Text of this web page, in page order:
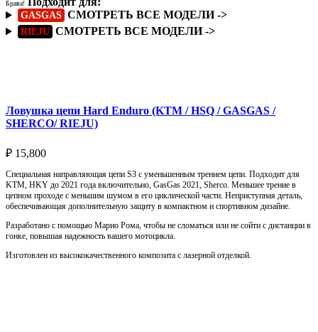
Брава!
GASGAS СМОТРЕТЬ ВСЕ МОДЕЛИ ->
RIEJU СМОТРЕТЬ ВСЕ МОДЕЛИ ->
Ловушка цепи Hard Enduro (KTM / HSQ / GASGAS /
SHERCO/ RIEJU)
₽ 15,800
Специальная направляющая цепи S3 с уменьшенным трением цепи. Подходит для
KTM, HKY до 2021 года включительно, GasGas 2021, Sherco. Меньшее трение в
цепном проходе с меньшим шумом в его циклической части. Неприступная деталь,
обеспечивающая дополнительную защиту в компактном и спортивном дизайне.
Разработано с помощью Марио Рома, чтобы не сломаться или не сойти с дистанции в
гонке, повышая надежность вашего мотоцикла.
Изготовлен из высококачественного композита с лазерной отделкой.